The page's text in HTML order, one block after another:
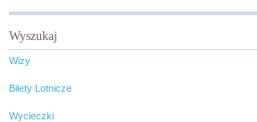
Wyszukaj
Wizy
Bilety Lotnicze
Wycieczki